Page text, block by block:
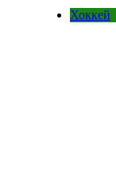
Хоккей